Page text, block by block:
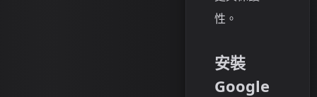
性。
安裝
Google